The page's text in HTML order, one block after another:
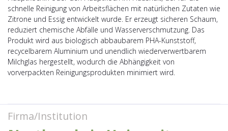
schnelle Reinigung von Arbeitsflächen mit natürlichen Zutaten wie
Zitrone und Essig entwickelt wurde. Er erzeugt sicheren Schaum,
reduziert chemische Abfälle und Wasserverschmutzung. Das
Produkt wird aus biologisch abbaubarem PHA-Kunststoff,
recycelbarem Aluminium und unendlich wiederverwertbarem
Milchglas hergestellt, wodurch die Abhängigkeit von
vorverpackten Reinigungsprodukten minimiert wird.
Firma/Institution